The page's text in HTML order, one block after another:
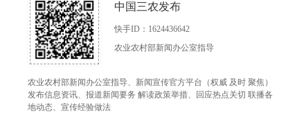
中国三农发布
快手ID：1624436642
农业农村部新闻办公室指导
农业农村部新闻办公室指导、新闻宣传官方平台（权威 及时 聚焦）
发布信息资讯、报道新闻要务 解读政策举措、回应热点关切 联播各
地动态、宣传经验做法